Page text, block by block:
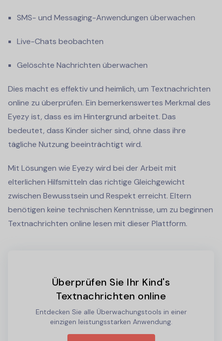
SMS- und Messaging-Anwendungen überwachen
Live-Chats beobachten
Gelöschte Nachrichten überwachen
Dies macht es effektiv und heimlich, um Textnachrichten
online zu überprüfen. Ein bemerkenswertes Merkmal des
Eyezy ist, dass es im Hintergrund arbeitet. Das
bedeutet, dass Kinder sicher sind, ohne dass ihre
tägliche Nutzung beeinträchtigt wird.
Mit Lösungen wie Eyezy wird bei der Arbeit mit
elterlichen Hilfsmitteln das richtige Gleichgewicht
zwischen Bewusstsein und Respekt erreicht. Eltern
benötigen keine technischen Kenntnisse, um zu beginnen
Textnachrichten online lesen mit dieser Plattform.
Überprüfen Sie Ihr Kind's
Textnachrichten online
Entdecken Sie alle Überwachungstools in einer
einzigen leistungsstarken Anwendung.